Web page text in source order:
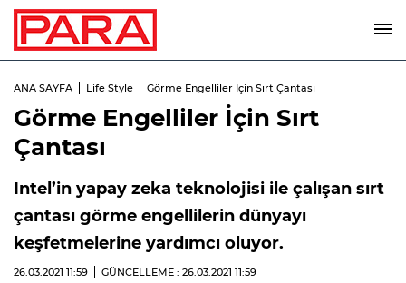
ANA SAYFA Life Style Görme Engelliler İçin Sırt Çantası
Görme Engelliler İçin Sırt
Çantası
Intel’in yapay zeka teknolojisi ile çalışan sırt
çantası görme engellilerin dünyayı
keşfetmelerine yardımcı oluyor.
26.03.2021 11:59 GÜNCELLEME : 26.03.2021 11:59